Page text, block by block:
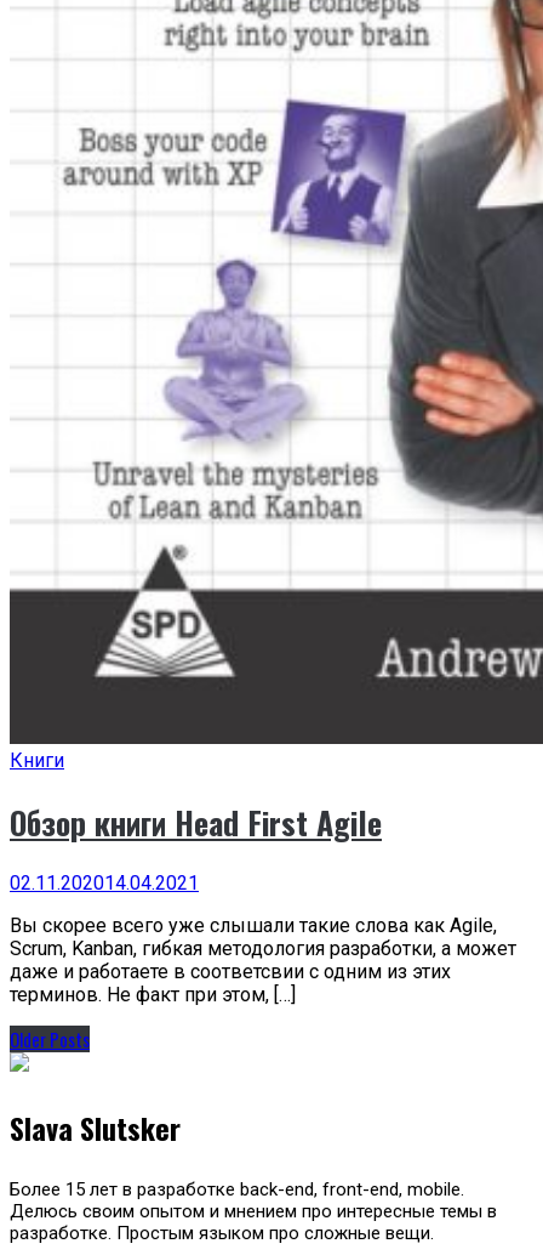
Книги
Обзор книги Head First Agile
02.11.202014.04.2021
Вы скорее всего уже слышали такие слова как Agile,
Scrum, Kanban, гибкая методология разработки, а может
даже и работаете в соответсвии с одним из этих
терминов. Не факт при этом, […]
Older Posts
Slava Slutsker
Более 15 лет в разработке back-end, front-end, mobile.
Делюсь своим опытом и мнением про интересные темы в
разработке. Простым языком про сложные вещи.